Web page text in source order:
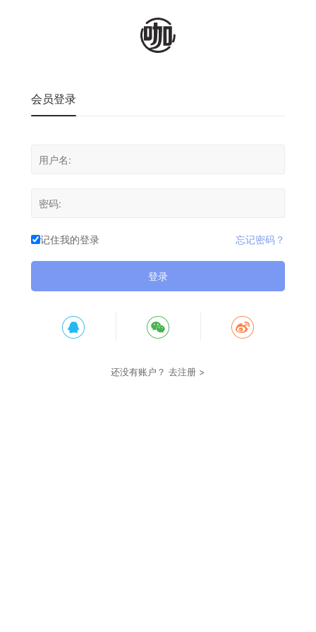
会员登录
记住我的登录 忘记密码？
登录
还没有账户？ 去注册 >